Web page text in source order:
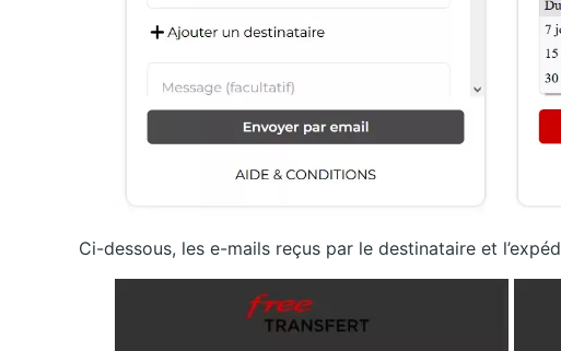
Ci-dessous, les e-mails reçus par le destinataire et